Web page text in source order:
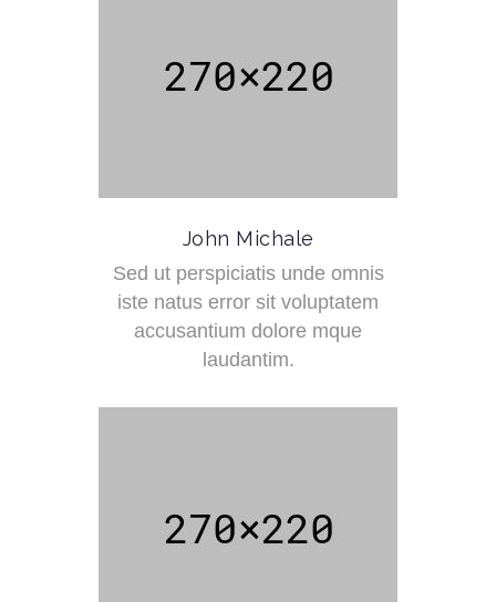
John Michale
Sed ut perspiciatis unde omnis
iste natus error sit voluptatem
accusantium dolore mque
laudantim.